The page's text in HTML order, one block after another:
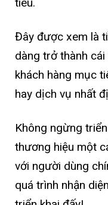
Đây được xem là
dàng trở thành
khách hàng mục
hay dịch vụ nhất
Không ngừng
thương hiệu một
với người dùng
quá trình nhận